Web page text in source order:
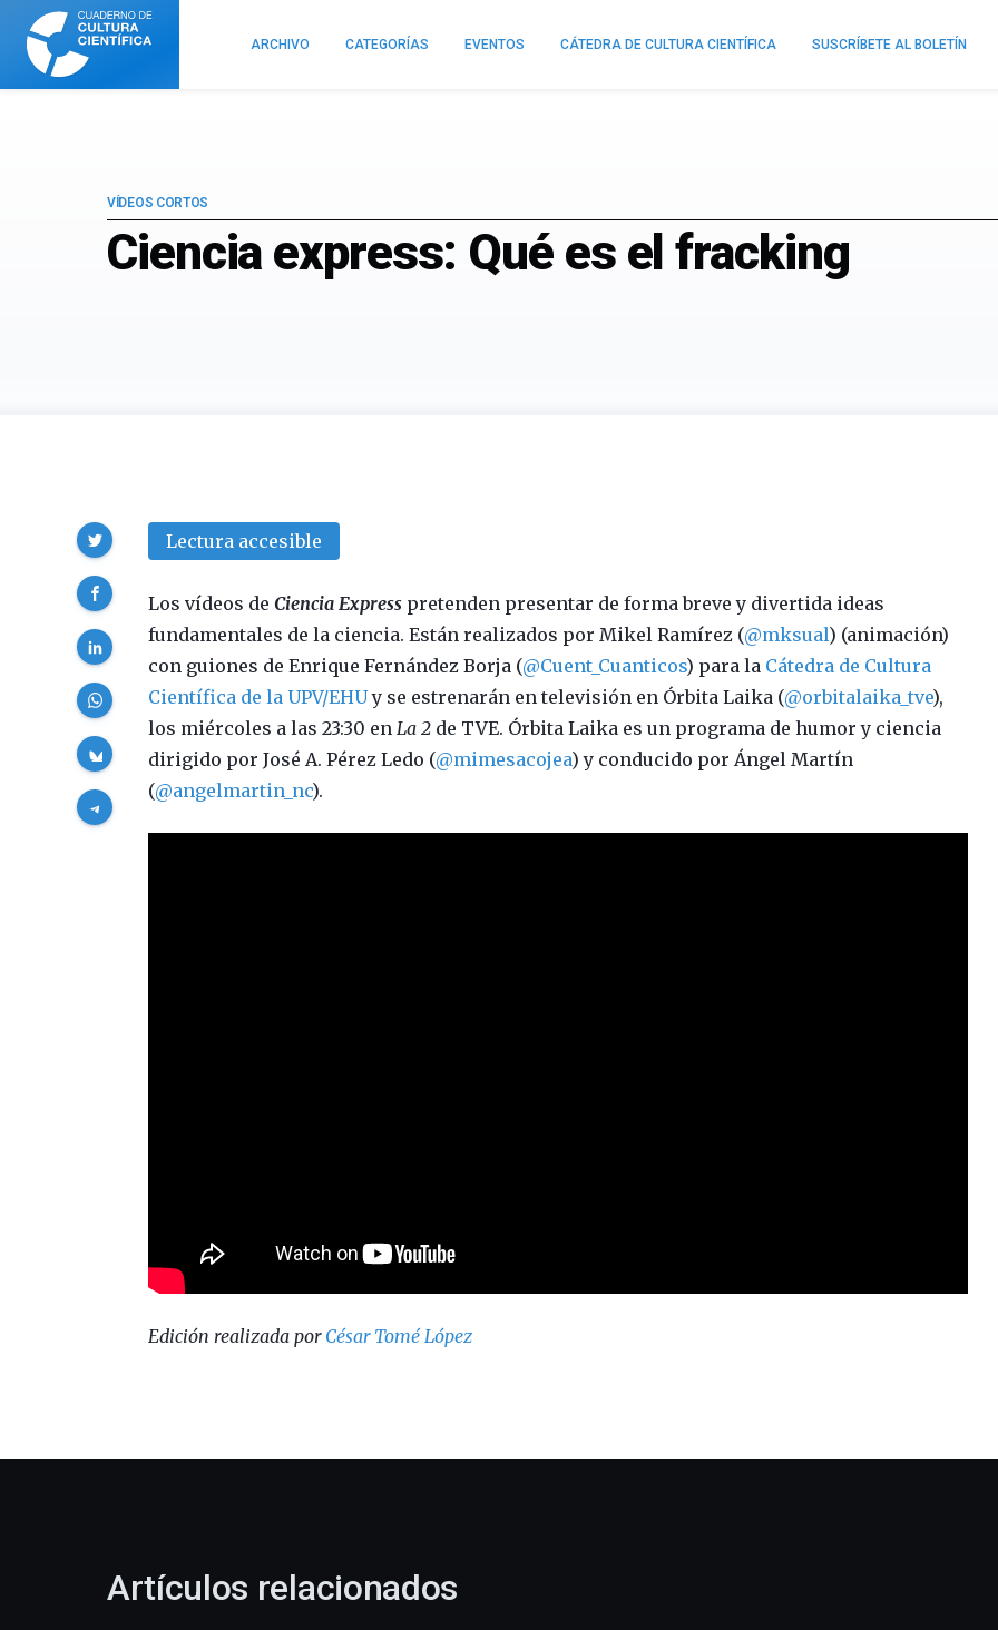
Cuaderno
Cultura
Científica
ARCHIVO CATEGORÍAS EVENTOS CÁTEDRA DE CULTURA CIENTÍFICA SUSCRÍBETE AL BOLETÍN
Ciencia express: Qué es el fracking
VÍDEOS CORTOS
Lectura accesible
Los vídeos de Ciencia Express pretenden presentar de forma breve y divertida ideas
fundamentales de la ciencia. Están realizados por Mikel Ramírez (@mksual) (animación)
con guiones de Enrique Fernández Borja (@Cuent_Cuanticos) para la Cátedra de Cultura
Científica de la UPV/EHUy se estrenarán en televisión en Órbita Laika (@orbitalaika_tve),
los miércoles a las 23:30 enLa 2 de TVE. Órbita Laika es un programa de humor y ciencia
dirigido por José A. Pérez Ledo (@mimesacojea) y conducido por Ángel Martín
(@angelmartin_nc).
Edición realizada por César Tomé López
Compartir
Artículos relacionados